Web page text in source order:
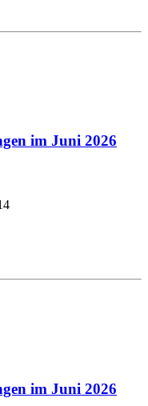
im Juni 2026
im Juni 2026